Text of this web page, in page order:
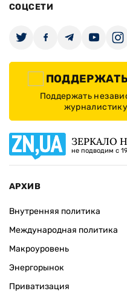
СОЦСЕТИ
ПОДДЕРЖАТЬ
Поддержать
ЗЕРКАЛО
не подводим с
АРХИВ
Внутренняя политика
Международная политика
Макроуровень
Энергорынок
Приватизация